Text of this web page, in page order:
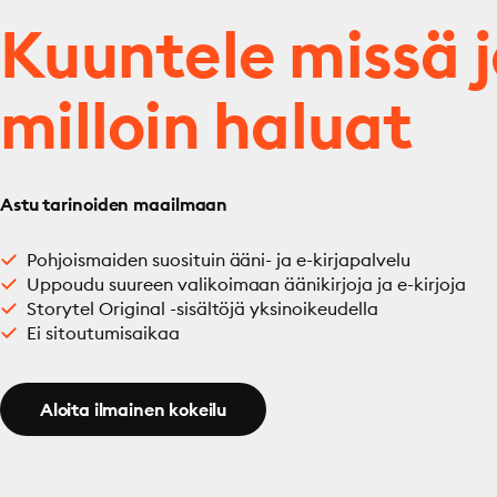
Kuuntele missä
milloin haluat
Astu tarinoiden maailmaan
Pohjoismaiden suosituin ääni- ja e-kirjapalvelu
Uppoudu suureen valikoimaan äänikirjoja ja e-kirjoja
Storytel Original -sisältöjä yksinoikeudella
Ei sitoutumisaikaa
Aloita ilmainen kokeilu